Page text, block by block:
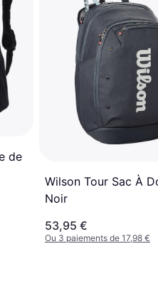
de
Wilson Tour Sac À
Noir
53,95 €
Ou 3 paiements de 17,98 €